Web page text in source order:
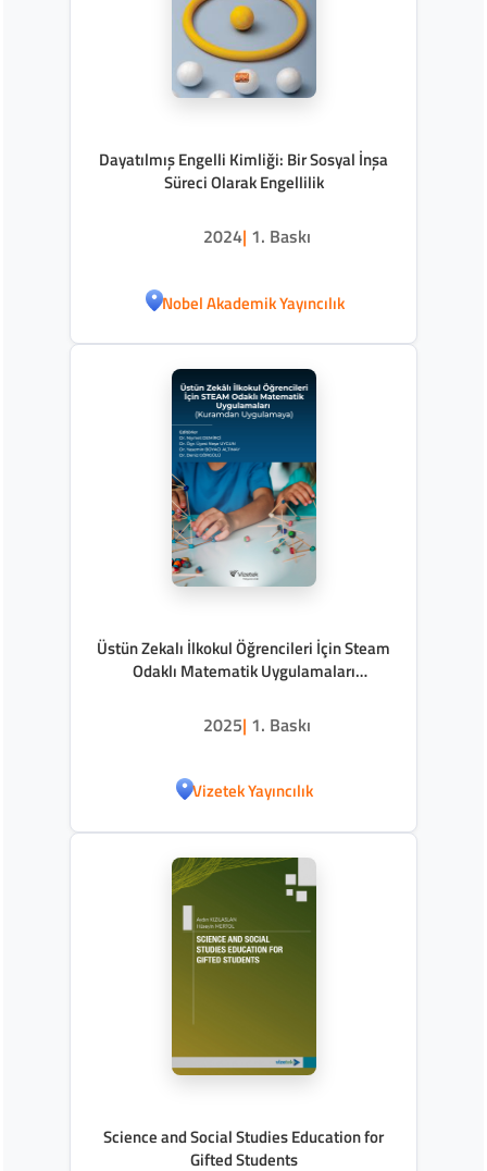
Dayatılmış Engelli Kimliği: Bir Sosyal İnşa
Süreci Olarak Engellilik
2024| 1. Baskı
Nobel Akademik Yayıncılık
Üstün Zekalı İlkokul Öğrencileri İçin Steam
Odaklı Matematik Uygulamaları
2025| 1. Baskı
Vizetek Yayıncılık
Science and Social Studies Education for
Gifted Students